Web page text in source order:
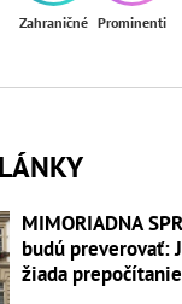
Zahraničné Prominenti
MIMORIADNA
budú preverovať:
žiada